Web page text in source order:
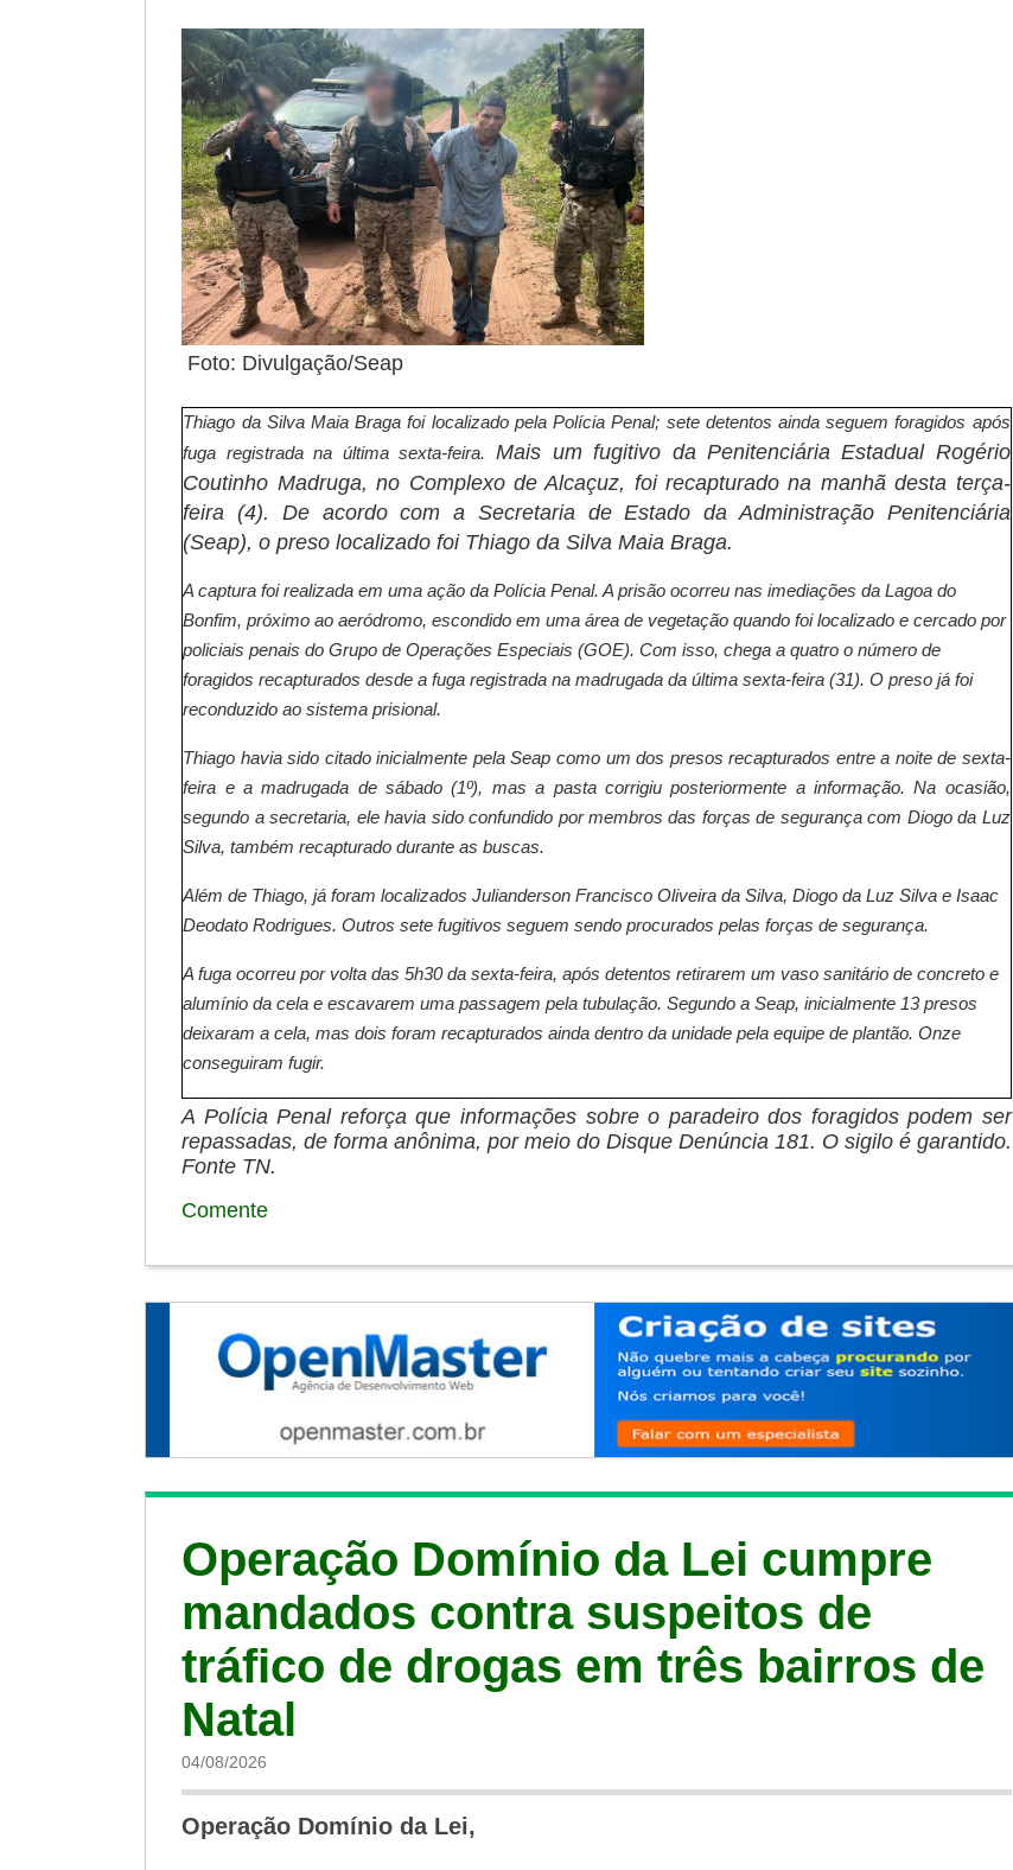
Foto: Divulgação/Seap
Thiago da Silva Maia Braga foi localizado pela Polícia Penal; sete detentos ainda seguem foragidos após
fuga registrada na última sexta-feira.
Mais um fugitivo da Penitenciária Estadual Rogério
Coutinho Madruga, no Complexo de Alcaçuz, foi recapturado na manhã desta terça-
feira (4). De acordo com a Secretaria de Estado da Administração Penitenciária
(Seap), o preso localizado foi Thiago da Silva Maia Braga.
A captura foi realizada em uma ação da Polícia Penal. A prisão ocorreu nas imediações da Lagoa do
Bonfim, próximo ao aeródromo, escondido em uma área de vegetação quando foi localizado e cercado por
policiais penais do Grupo de Operações Especiais (GOE). Com isso, chega a quatro o número de
foragidos recapturados desde a fuga registrada na madrugada da última sexta-feira (31). O preso já foi
reconduzido ao sistema prisional.
Thiago havia sido citado inicialmente pela Seap como um dos presos recapturados entre a noite de sexta-
feira e a madrugada de sábado (1º), mas a pasta corrigiu posteriormente a informação. Na ocasião,
segundo a secretaria, ele havia sido confundido por membros das forças de segurança com Diogo da Luz
Silva, também recapturado durante as buscas.
Além de Thiago, já foram localizados Julianderson Francisco Oliveira da Silva, Diogo da Luz Silva e Isaac
Deodato Rodrigues. Outros sete fugitivos seguem sendo procurados pelas forças de segurança.
A fuga ocorreu por volta das 5h30 da sexta-feira, após detentos retirarem um vaso sanitário de concreto e
alumínio da cela e escavarem uma passagem pela tubulação. Segundo a Seap, inicialmente 13 presos
deixaram a cela, mas dois foram recapturados ainda dentro da unidade pela equipe de plantão. Onze
conseguiram fugir.
A Polícia Penal reforça que informações sobre o paradeiro dos foragidos podem ser
repassadas, de forma anônima, por meio do Disque Denúncia 181. O sigilo é garantido.
Fonte TN.
Comente
Operação Domínio da Lei cumpre
mandados contra suspeitos de
tráfico de drogas em três bairros de
Natal
04/08/2026
Operação Domínio da Lei,